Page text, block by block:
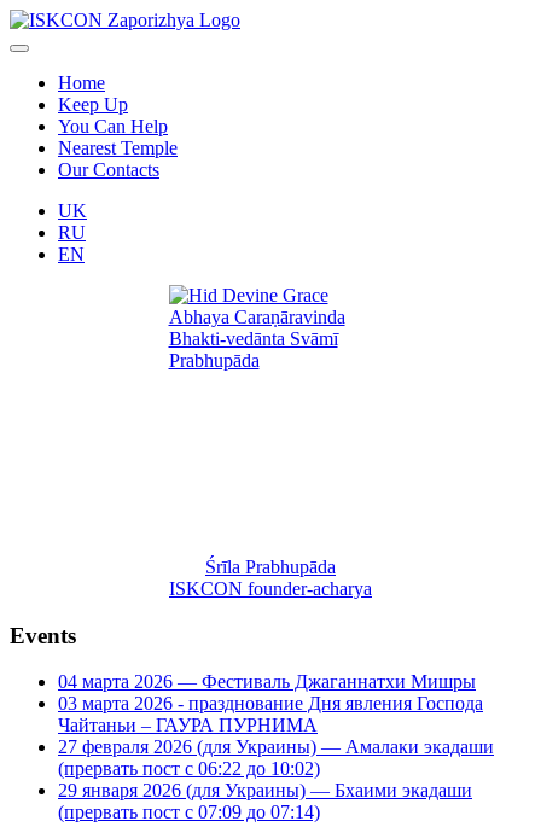
Home
Keep Up
You Can Help
Nearest Temple
Our Contacts
UK
RU
EN
Śrīla Prabhupāda
ISKCON founder-acharya
Events
04 марта 2026 — Фестиваль Джаганнатхи Мишры
03 марта 2026 - празднование Дня явления Господа
Чайтаньи – ГАУРА ПУРНИМА
27 февраля 2026 (для Украины) — Амалаки экадаши
(прервать пост с 06:22 до 10:02)
29 января 2026 (для Украины) — Бхаими экадаши
(прервать пост с 07:09 до 07:14)